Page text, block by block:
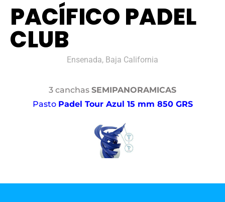
PACÍFICO PADEL
CLUB
Ensenada, Baja California
3 canchas SEMIPANORAMICAS
Pasto Padel Tour Azul 15 mm 850 GRS